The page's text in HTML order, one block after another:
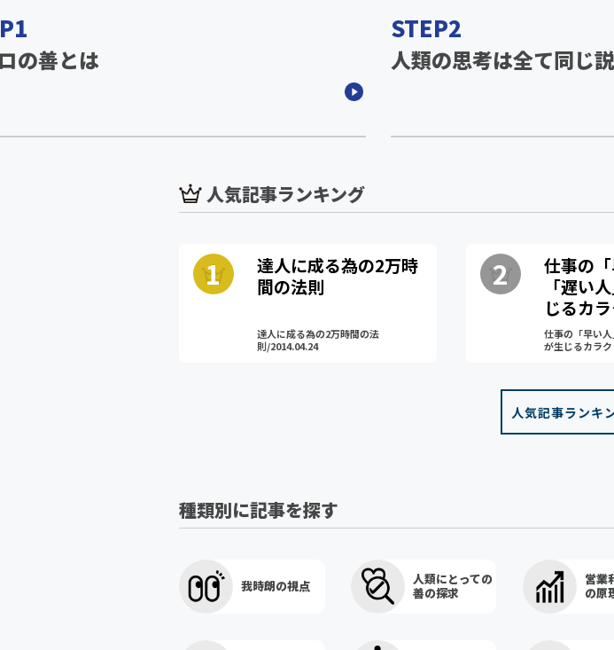
の善とは
STEP2
人類の思考は全て同じ説
人気記事ランキング
達人に成る為の2万時
間の法則
達人に成る為の2万時間の法
則/2014.04.24
仕事の
「遅い
じるカ
仕事の「早い
が生じるカラ
人気記事ランキ
種類別に記事を探す
我時朗の視点
人類にとっての
善の探求
営業
の原